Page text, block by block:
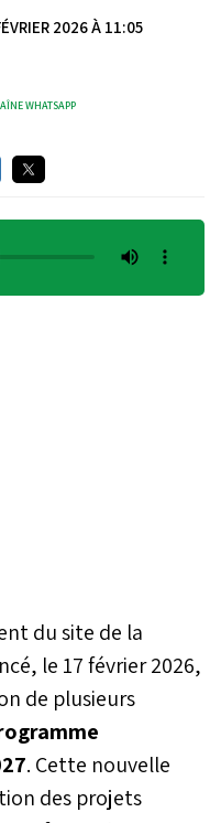
2026 À 11:05
WHATSAPP
du site de la
le 17 février 2026,
de plusieurs
. Cette nouvelle
des projets